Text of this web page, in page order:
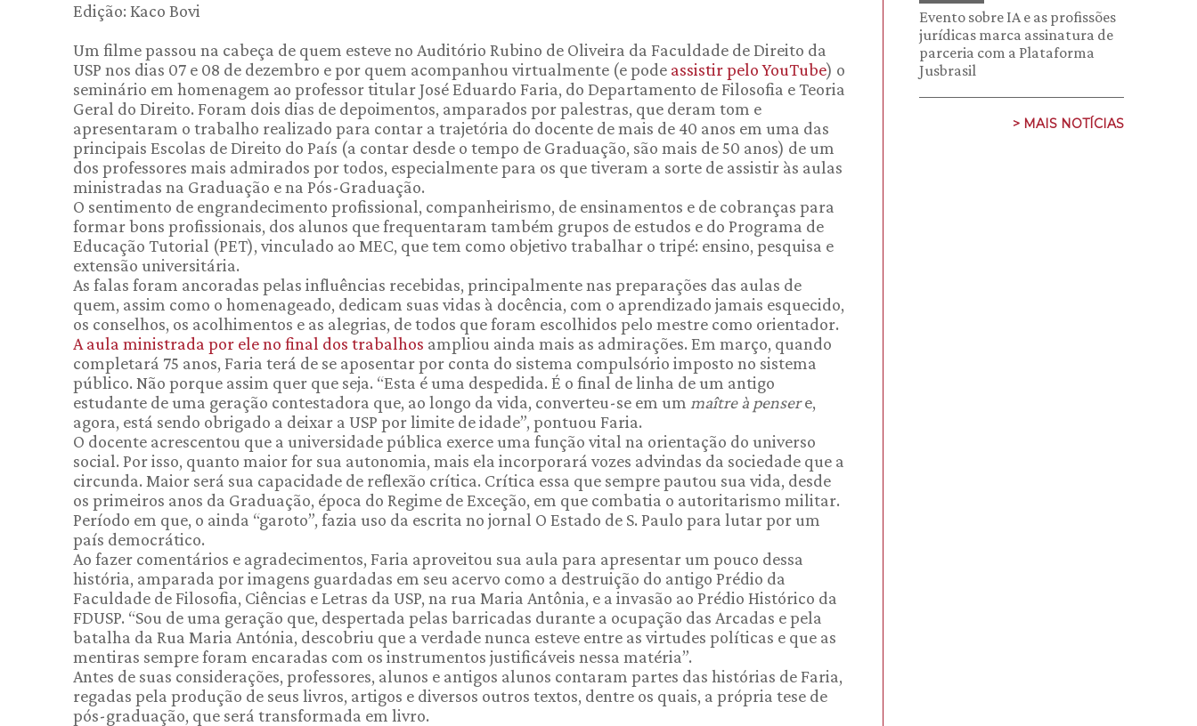
Edição: Kaco Bovi
Um filme passou na cabeça de quem esteve no Auditório Rubino de Oliveira da Faculdade de Direito da
USP nos dias 07 e 08 de dezembro e por quem acompanhou virtualmente (e pode assistir pelo YouTube) o
seminário em homenagem ao professor titular José Eduardo Faria, do Departamento de Filosofia e Teoria
Geral do Direito. Foram dois dias de depoimentos, amparados por palestras, que deram tom e
apresentaram o trabalho realizado para contar a trajetória do docente de mais de 40 anos em uma das
principais Escolas de Direito do País (a contar desde o tempo de Graduação, são mais de 50 anos) de um
dos professores mais admirados por todos, especialmente para os que tiveram a sorte de assistir às aulas
ministradas na Graduação e na Pós-Graduação.
O sentimento de engrandecimento profissional, companheirismo, de ensinamentos e de cobranças para
formar bons profissionais, dos alunos que frequentaram também grupos de estudos e do Programa de
Educação Tutorial (PET), vinculado ao MEC, que tem como objetivo trabalhar o tripé: ensino, pesquisa e
extensão universitária.
As falas foram ancoradas pelas influências recebidas, principalmente nas preparações das aulas de
quem, assim como o homenageado, dedicam suas vidas à docência, com o aprendizado jamais esquecido,
os conselhos, os acolhimentos e as alegrias, de todos que foram escolhidos pelo mestre como orientador.
A aula ministrada por ele no final dos trabalhos ampliou ainda mais as admirações. Em março, quando
completará 75 anos, Faria terá de se aposentar por conta do sistema compulsório imposto no sistema
público. Não porque assim quer que seja. “Esta é uma despedida. É o final de linha de um antigo
estudante de uma geração contestadora que, ao longo da vida, converteu-se em um maître à pensere,
agora, está sendo obrigado a deixar a USP por limite de idade”, pontuou Faria.
O docente acrescentou que a universidade pública exerce uma função vital na orientação do universo
social. Por isso, quanto maior for sua autonomia, mais ela incorporará vozes advindas da sociedade que a
circunda. Maior será sua capacidade de reflexão crítica. Crítica essa que sempre pautou sua vida, desde
os primeiros anos da Graduação, época do Regime de Exceção, em que combatia o autoritarismo militar.
Período em que, o ainda “garoto”, fazia uso da escrita no jornal O Estado de S. Paulo para lutar por um
país democrático.
Ao fazer comentários e agradecimentos, Faria aproveitou sua aula para apresentar um pouco dessa
história, amparada por imagens guardadas em seu acervo como a destruição do antigo Prédio da
Faculdade de Filosofia, Ciências e Letras da USP, na rua Maria Antônia, e a invasão ao Prédio Histórico da
FDUSP. “Sou de uma geração que, despertada pelas barricadas durante a ocupação das Arcadas e pela
batalha da Rua Maria Antónia, descobriu que a verdade nunca esteve entre as virtudes políticas e que as
mentiras sempre foram encaradas com os instrumentos justificáveis nessa matéria”.
Antes de suas considerações, professores, alunos e antigos alunos contaram partes das histórias de Faria,
regadas pela produção de seus livros, artigos e diversos outros textos, dentre os quais, a própria tese de
pós-graduação, que será transformada em livro.
Evento sobre IA e as profissões
jurídicas marca assinatura de
parceria com a Plataforma
Jusbrasil
> MAIS NOTÍCIAS